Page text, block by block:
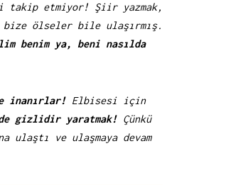
takip etmiyor! Şiir yazmak,
bize ölseler bile ulaşırmış.
benim ya, beni nasılda
inanırlar! Elbisesi için
gizlidir yaratmak! Çünkü
ulaştı ve ulaşmaya devam